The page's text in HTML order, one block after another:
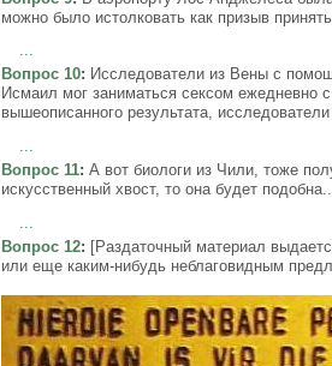
можно было истолковать как призыв
...
Вопрос 10: Исследователи из Вены с
Исмаил мог заниматься сексом ежедневно
вышеописанного результата,
...
Вопрос 11: А вот биологи из Чили, тоже
искусственный хвост, то она будет
...
Вопрос 12: [Раздаточный материал
или еще каким-нибудь неблаговидным